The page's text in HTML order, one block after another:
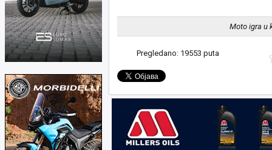
Moto igra u
Pregledano: 19553 puta